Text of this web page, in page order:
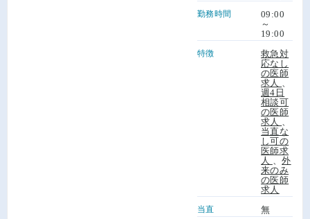
勤務時間
09:00
～
19:00
特徴
救急対
応なし
の医師
求人
週4日
相談可
の医師
求人
当直な
し可の
医師求
人
、外
来のみ
の医師
求人
当直 無